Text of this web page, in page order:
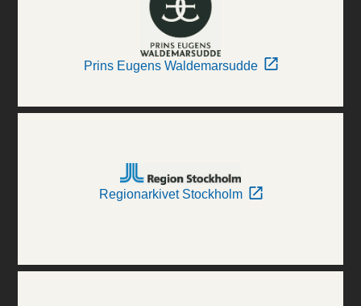
Prins Eugens Waldemarsudde
Regionarkivet Stockholm